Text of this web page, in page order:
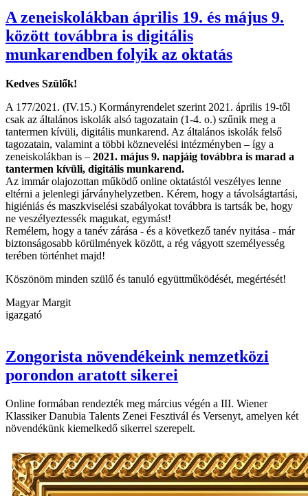
A zeneiskolákban április 19. és május 9.
között továbbra is digitális
munkarendben folyik az oktatás
Kedves Szülők!
A 177/2021. (IV.15.) Kormányrendelet szerint 2021. április 19-től
csak az általános iskolák alsó tagozatain (1-4. o.) szűnik meg a
tantermen kívüli, digitális munkarend. Az általános iskolák felső
tagozatain, valamint a többi köznevelési intézményben – így a
zeneiskolákban is – 2021. május 9. napjáig továbbra is marad a
tantermen kívüli, digitális munkarend.
Az immár olajozottan működő online oktatástól veszélyes lenne
eltérni a jelenlegi járványhelyzetben. Kérem, hogy a távolságtartási,
higiéniás és maszkviselési szabályokat továbbra is tartsák be, hogy
ne veszélyeztessék magukat, egymást!
Remélem, hogy a tanév zárása - és a következő tanév nyitása - már
biztonságosabb körülmények között, a rég vágyott személyesség
terében történhet majd!
Köszönöm minden szülő és tanuló együttműködését, megértését!
Magyar Margit
igazgató
Zongorista növendékeink nemzetközi
porondon aratott sikerei
Online formában rendezték meg március végén a III. Wiener
Klassiker Danubia Talents Zenei Fesztivál és Versenyt, amelyen két
növendékünk kiemelkedő sikerrel szerepelt.